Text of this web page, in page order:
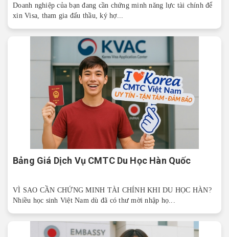
Doanh nghiệp của bạn đang cần chứng minh năng lực tài chính để
xin Visa, tham gia đấu thầu, ký hợ...
Bảng Giá Dịch Vụ CMTC Du Học Hàn Quốc
VÌ SAO CẦN CHỨNG MINH TÀI CHÍNH KHI DU HỌC HÀN?
Nhiều học sinh Việt Nam dù đã có thư mời nhập họ...